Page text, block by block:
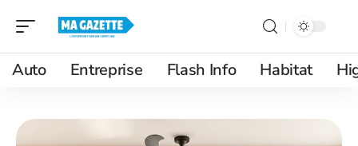
Auto Entreprise Flash Info Habitat